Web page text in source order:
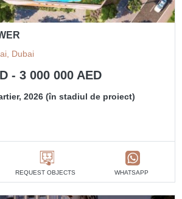
Dubai
- 3 000 000 AED
2026 (în stadiul de proiect)
REQUEST OBJECTS WHATSAPP